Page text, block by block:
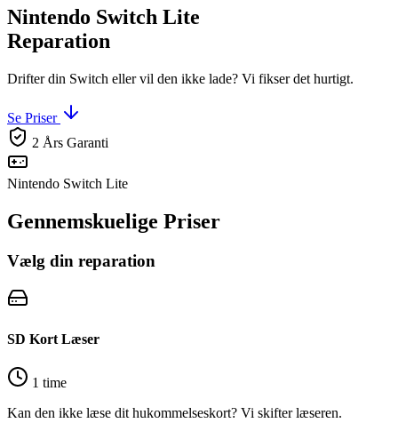
Nintendo Switch Lite
Reparation
Drifter din Switch eller vil den ikke lade? Vi fikser det hurtigt.
Se Priser
2 Års Garanti
Nintendo Switch Lite
Gennemskuelige Priser
Vælg din reparation
SD Kort Læser
1 time
Kan den ikke læse dit hukommelseskort? Vi skifter læseren.